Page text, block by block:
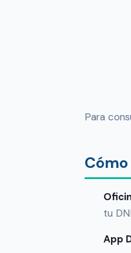
Para
tu
App